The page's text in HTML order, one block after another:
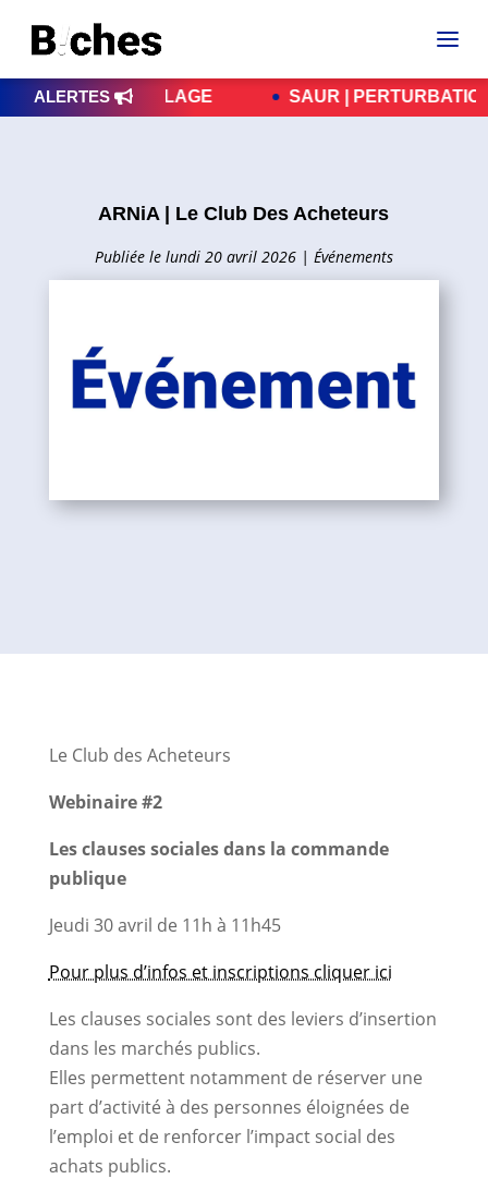
ALERTES SAUR | PERTURBATIONS – LES
ARNiA | Le Club Des Acheteurs
lundi 20 avril 2026| Événements
Le Club des Acheteurs
Webinaire #2
Les clauses sociales dans la commande
publique
Jeudi 30 avril de 11h à 11h45
Pour plus d’infos et inscriptions cliquer ici
Les clauses sociales sont des leviers d’insertion
dans les marchés publics.
Elles permettent notamment de réserver une
part d’activité à des personnes éloignées de
l’emploi et de renforcer l’impact social des
achats publics.